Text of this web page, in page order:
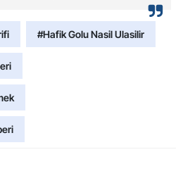
#Hafik Golu Nasil Ulasilir